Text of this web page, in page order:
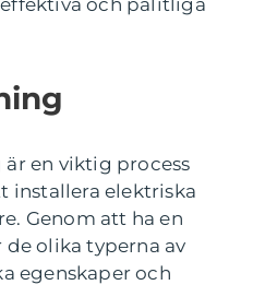
och pålitliga
är en viktig process
installera elektriska
Genom att ha en
olika typerna av
egenskaper och